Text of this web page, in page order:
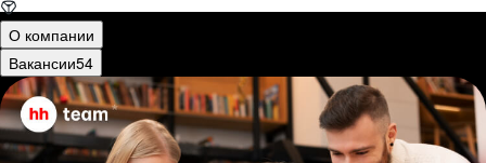
О компании
Вакансии54